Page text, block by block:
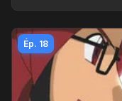
Ép. 18